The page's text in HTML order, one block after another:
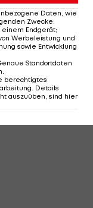
Daten, wie
Zwecke:
Endgerät;
Werbeleistung und
sowie Entwicklung
Standortdaten
.
berechtigtes
Details
auszuüben, sind hier